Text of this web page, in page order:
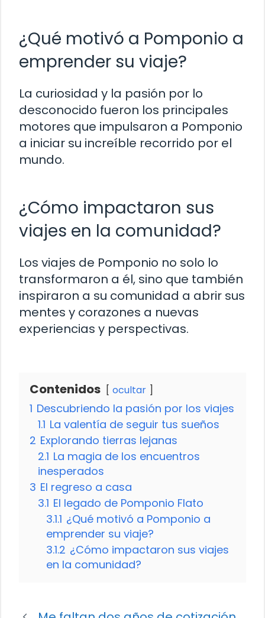
¿Qué motivó a Pomponio a
emprender su viaje?
La curiosidad y la pasión por lo
desconocido fueron los principales
motores que impulsaron a Pomponio
a iniciar su increíble recorrido por el
mundo.
¿Cómo impactaron sus
viajes en la comunidad?
Los viajes de Pomponio no solo lo
transformaron a él, sino que también
inspiraron a su comunidad a abrir sus
mentes y corazones a nuevas
experiencias y perspectivas.
Contenidos ocultar
1 Descubriendo la pasión por los viajes
1.1 La valentía de seguir tus sueños
2 Explorando tierras lejanas
2.1 La magia de los encuentros
inesperados
3 El regreso a casa
3.1 El legado de Pomponio Flato
3.1.1 ¿Qué motivó a Pomponio a
emprender su viaje?
3.1.2 ¿Cómo impactaron sus viajes
en la comunidad?